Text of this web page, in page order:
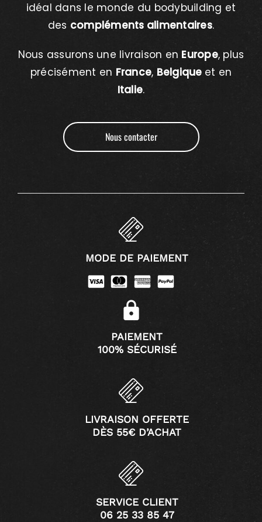
idéal dans le monde du bodybuilding et
des compléments alimentaires.
Nous assurons une livraison en Europe, plus
précisément en France, Belgique et en
Italie.
Nous contacter
MODE DE PAIEMENT
PAIEMENT
100% SÉCURISÉ
LIVRAISON OFFERTE
DÈS 55€ D’ACHAT
SERVICE CLIENT
06 25 33 85 47